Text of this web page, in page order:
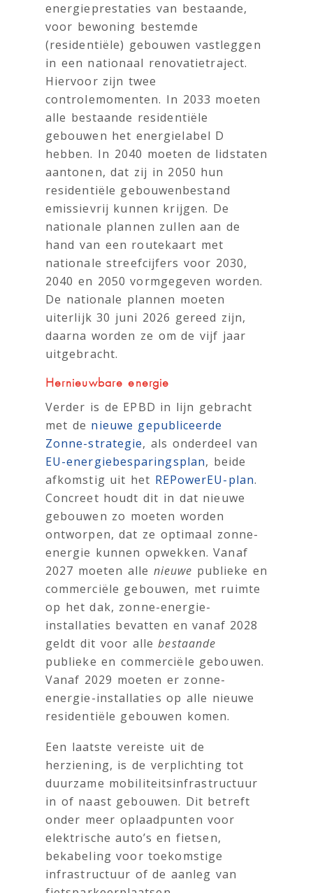
energieprestaties van bestaande,
voor bewoning bestemde
(residentiële) gebouwen vastleggen
in een nationaal renovatietraject.
Hiervoor zijn twee
controlemomenten. In 2033 moeten
alle bestaande residentiële
gebouwen het energielabel D
hebben. In 2040 moeten de lidstaten
aantonen, dat zij in 2050 hun
residentiële gebouwenbestand
emissievrij kunnen krijgen. De
nationale plannen zullen aan de
hand van een routekaart met
nationale streefcijfers voor 2030,
2040 en 2050 vormgegeven worden.
De nationale plannen moeten
uiterlijk 30 juni 2026 gereed zijn,
daarna worden ze om de vijf jaar
uitgebracht.
Hernieuwbare energie
Verder is de EPBD in lijn gebracht
met de nieuwe gepubliceerde
Zonne-strategie, als onderdeel van
EU-energiebesparingsplan, beide
afkomstig uit het REPowerEU-plan.
Concreet houdt dit in dat nieuwe
gebouwen zo moeten worden
ontworpen, dat ze optimaal zonne-
energie kunnen opwekken. Vanaf
2027 moeten alle nieuwe publieke en
commerciële gebouwen, met ruimte
op het dak, zonne-energie-
installaties bevatten en vanaf 2028
geldt dit voor allebestaande
publieke en commerciële gebouwen.
Vanaf 2029 moeten er zonne-
energie-installaties op alle nieuwe
residentiële gebouwen komen.
Een laatste vereiste uit de
herziening, is de verplichting tot
duurzame mobiliteitsinfrastructuur
in of naast gebouwen. Dit betreft
onder meer oplaadpunten voor
elektrische auto’s en fietsen,
bekabeling voor toekomstige
infrastructuur of de aanleg van